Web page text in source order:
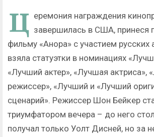
Ц еремония награждения
завершилась в США, принеся
фильму «Анора» с участием русских
взяла статуэтки в номинациях
«Лучший актер», «Лучшая актриса»,
режиссер», «Лучший и «Лучший
сценарий». Режиссер Шон Бейкер
триумфатором вечера – до него
получал только Уолт Дисней, но за